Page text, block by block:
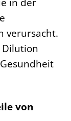
verursacht.
Dilution
von